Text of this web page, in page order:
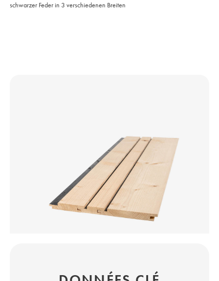
schwarzer Feder in 3 verschiedenen Breiten